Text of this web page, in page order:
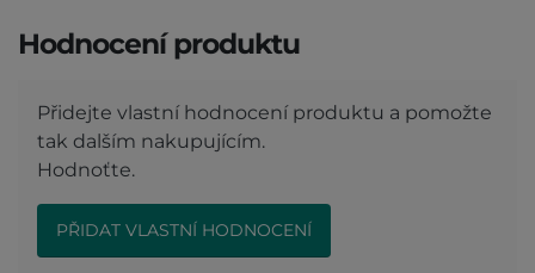
Hodnocení produktu
Přidejte vlastní hodnocení produktu a pomožte
tak dalším nakupujícím.
Hodnoťte.
PŘIDAT VLASTNÍ HODNOCENÍ